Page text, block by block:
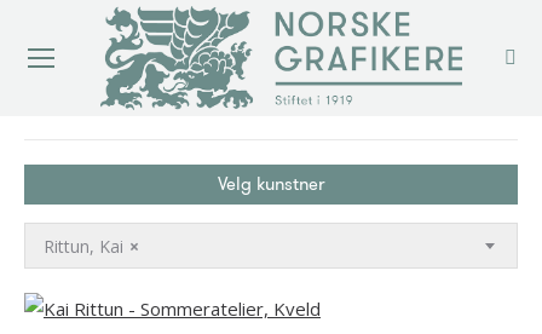
Velg kunstner
×
Rittun, Kai